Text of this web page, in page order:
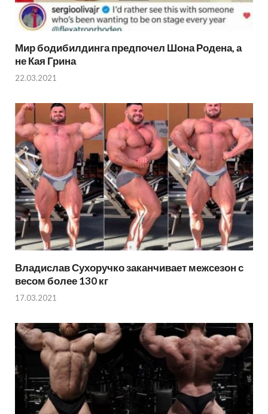
Мир бодибилдинга предпочел Шона Родена, а
не Кая Грина
22.03.2021
Владислав Сухоручко заканчивает межсезон с
весом более 130 кг
17.03.2021